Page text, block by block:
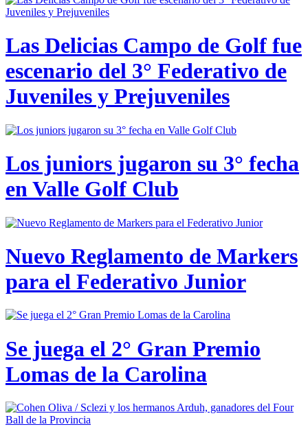
Las Delicias Campo de Golf fue
escenario del 3° Federativo de
Juveniles y Prejuveniles
Los juniors jugaron su 3° fecha
en Valle Golf Club
Nuevo Reglamento de Markers
para el Federativo Junior
Se juega el 2° Gran Premio
Lomas de la Carolina